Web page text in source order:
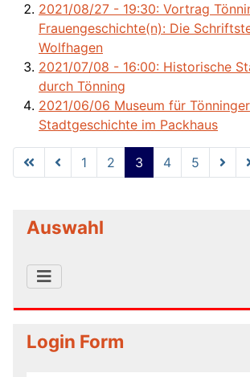
2021/08/27 - 19:30: Vortrag
Frauengeschichte(n): Die
Wolfhagen
2021/07/08 - 16:00: Historische
durch Tönning
2021/06/06 Museum für Tönninger
Stadtgeschichte im Packhaus
1 2 3 4 5
Auswahl
Login Form